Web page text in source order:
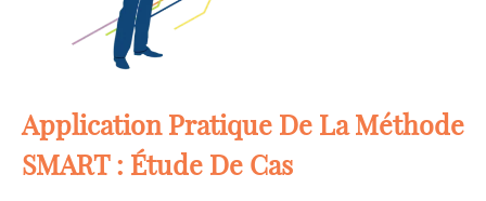
Application Pratique De La Méthode
SMART : Étude De Cas